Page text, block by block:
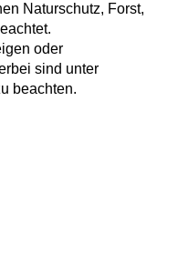
Naturschutz, Forst,
oder
sind unter
beachten.